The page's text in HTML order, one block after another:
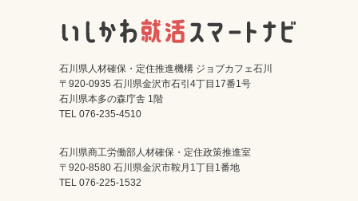
石川県人材確保・定住推進機構 ジョブカフェ石川
〒920-0935 石川県金沢市石引4丁目17番1号
石川県本多の森庁舎 1階
TEL 076-235-4510
石川県商工労働部人材確保・定住政策推進室
〒920-8580 石川県金沢市鞍月1丁目1番地
TEL 076-225-1532